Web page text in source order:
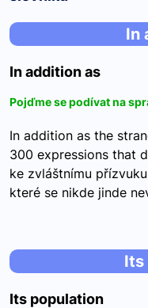
In
In addition as
Pojďme se podívat na
In addition as the
300 expressions that
ke zvláštnímu
které se nikde jinde
Its
Its population